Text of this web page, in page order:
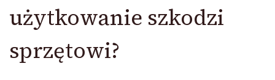
użytkowanie szkodzi
sprzętowi?